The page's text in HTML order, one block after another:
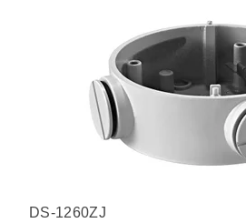
DS-1260ZJ